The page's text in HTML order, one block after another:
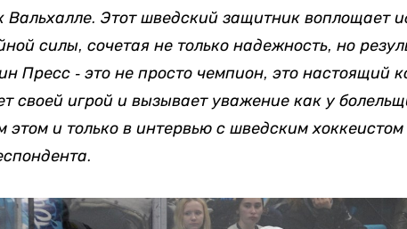
Вальхалле. Этот шведский защитник воплощает
силы, сочетая не только надежность, но
Пресс - это не просто чемпион, это настоящий
своей игрой и вызывает уважение как у
этом и только в интервью с шведским